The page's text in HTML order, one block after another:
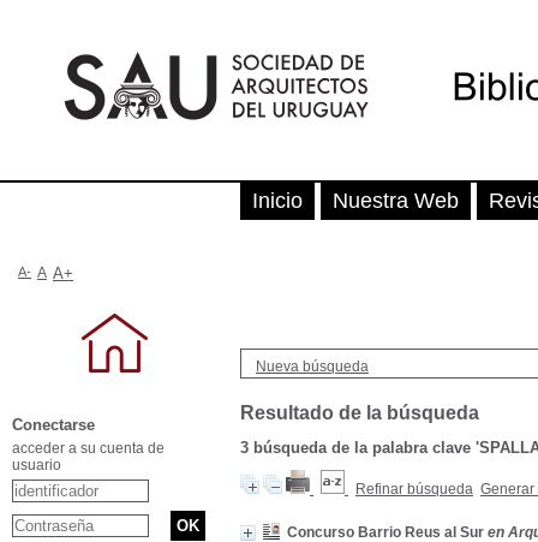
Nueva búsqueda
Resultado de la búsqueda
3 búsqueda de la palabra clave
Refinar búsqueda Generar
Concurso Barrio Reus al Sur en
Inicio Nuestra Web
A- A A+
Conectarse
acceder a su cuenta de
usuario